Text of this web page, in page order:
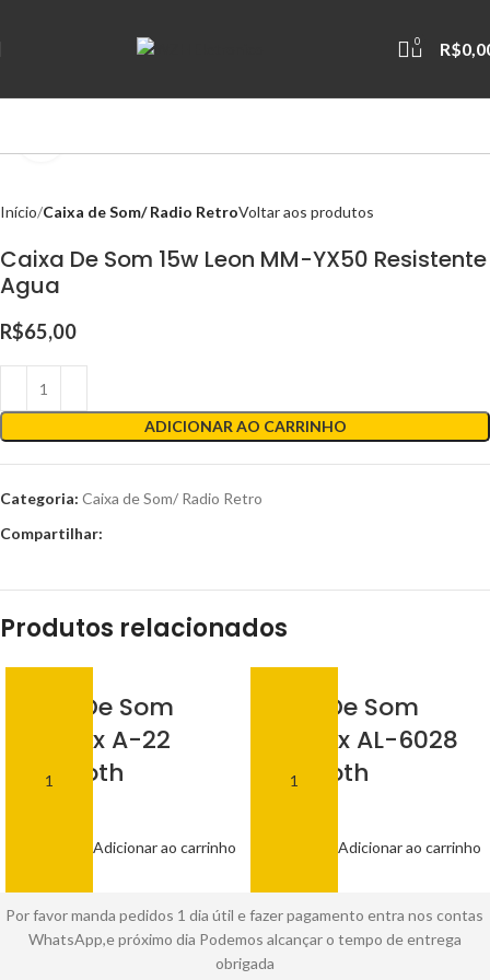
0 R$
Início Caixa de Som/ Radio RetroVoltar aos produtos
Caixa De Som 15w Leon MM-YX50 Resistente
Agua
R$65,00
ADICIONAR AO CARRINHO
Categoria: Caixa de Som/ Radio Retro
Compartilhar:
Produtos relacionados
Caixa De Som
Altomex A-22
Bluetooth
Adicionar ao carrinho
Caixa De Som
Altomex AL-6028
Bluetooth
Adicionar ao carrinho
Por favor manda pedidos 1 dia útil e fazer pagamento entra nos contas
WhatsApp,e próximo dia Podemos alcançar o tempo de entrega
obrigada